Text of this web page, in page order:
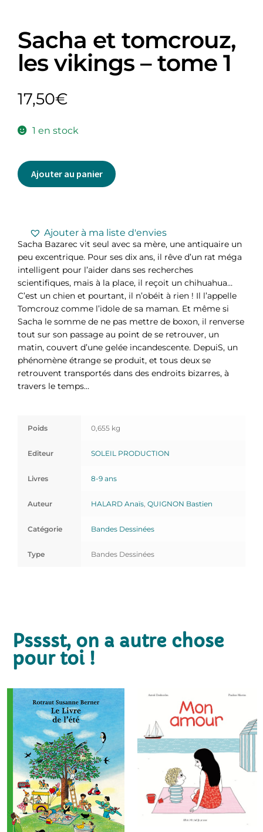
Sacha et tomcrouz,
les vikings – tome 1
17,50€
1 en stock
Ajouter au panier
Ajouter à ma liste d'envies
Sacha Bazarec vit seul avec sa mère, une antiquaire un
peu excentrique. Pour ses dix ans, il rêve d’un rat méga
intelligent pour l’aider dans ses recherches
scientifiques, mais à la place, il reçoit un chihuahua…
C’est un chien et pourtant, il n’obéit à rien ! Il l’appelle
Tomcrouz comme l’idole de sa maman. Et même si
Sacha le somme de ne pas mettre de boxon, il renverse
tout sur son passage au point de se retrouver, un
matin, couvert d’une gelée incandescente. DepuiS, un
phénomène étrange se produit, et tous deux se
retrouvent transportés dans des endroits bizarres, à
travers le temps…
Poids 0,655 kg
Editeur SOLEIL PRODUCTION
Livres 8-9 ans
Auteur HALARD Anaïs, QUIGNON Bastien
Catégorie Bandes Dessinées
Type Bandes Dessinées
Psssst, on a autre chose
pour toi !